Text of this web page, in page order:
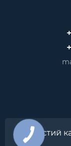
Особистий
КНОПКА
ЗВ'ЯЗКУ